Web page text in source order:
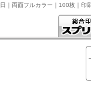
｜両面フルカラー｜100枚｜